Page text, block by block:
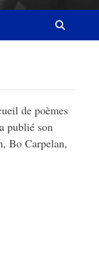
de poèmes
publié son
Bo Carpelan,